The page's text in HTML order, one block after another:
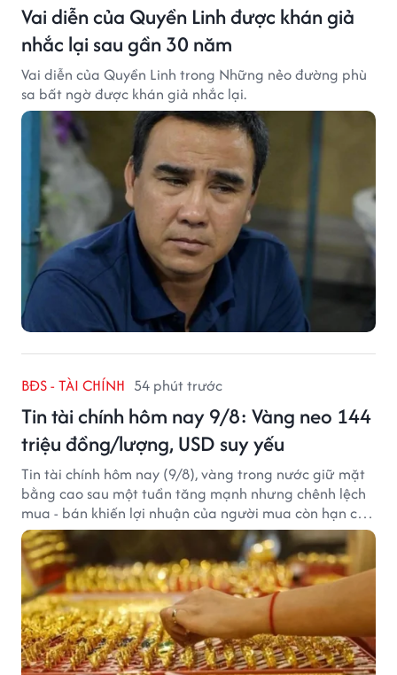
Vai diễn của Quyền Linh được khán giả
nhắc lại sau gần 30 năm
Vai diễn của Quyền Linh trong Những nẻo đường phù
sa bất ngờ được khán giả nhắc lại.
BĐS - TÀI CHÍNH 54 phút trước
Tin tài chính hôm nay 9/8: Vàng neo 144
triệu đồng/lượng, USD suy yếu
Tin tài chính hôm nay (9/8), vàng trong nước giữ mặt
bằng cao sau một tuần tăng mạnh nhưng chênh lệch
mua - bán khiến lợi nhuận của người mua còn hạn chế,
trong khi USD chịu sức ép sau dữ liệu việc làm Mỹ gây
thất vọng.